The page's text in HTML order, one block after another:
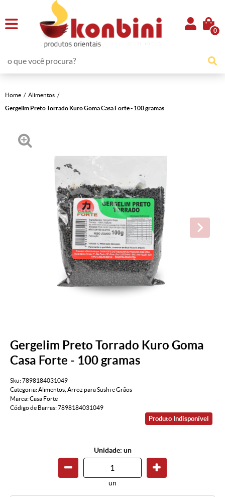
0
Home
Alimentos
Gergelim Preto Torrado Kuro Goma Casa Forte - 100 gramas
Gergelim Preto Torrado Kuro Goma
Casa Forte - 100 gramas
Sku:7898184031049
Categoria:Alimentos Arroz para Sushi e Grãos
Marca:Casa Forte
Código de Barras:7898184031049
Produto Indisponível
Unidade: un
un